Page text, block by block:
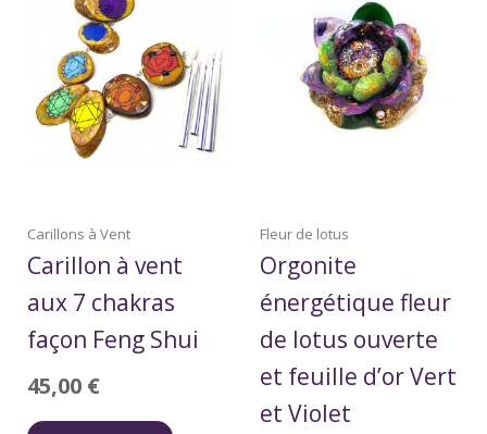
Carillons à Vent
Carillon à vent
aux 7 chakras
façon Feng Shui
45,00 €
Fleur de lotus
Orgonite
énergétique fleur
de lotus ouverte
et feuille d’or Vert
et Violet